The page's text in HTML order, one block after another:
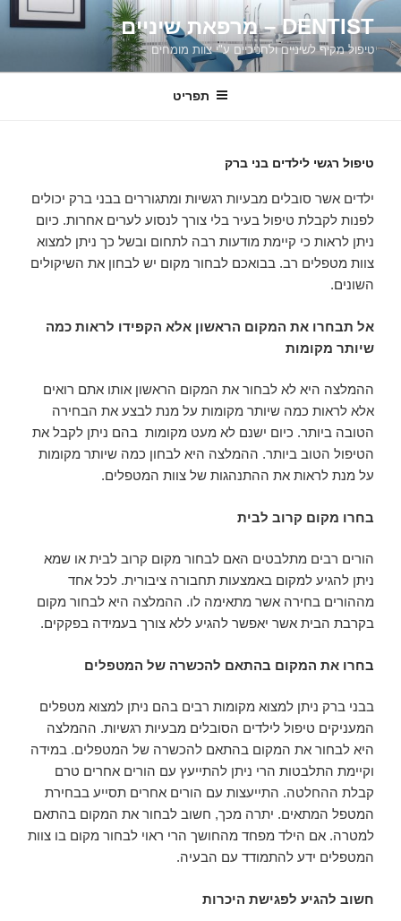
לתוכןDENTIST – מרפאת שיניים
טיפול מקיף לשיניים ולחניכיים ע"י צוות מומחים
תפריט
טיפול רגשי לילדים בני ברק
ילדים אשר סובלים מבעיות רגשיות ומתגוררים בבני ברק יכולים
לפנות לקבלת טיפול בעיר בלי צורך לנסוע לערים אחרות. כיום
ניתן לראות כי קיימת מודעות רבה לתחום ובשל כך ניתן למצוא
צוות מטפלים רב. בבואכם לבחור מקום יש לבחון את השיקולים
השונים.
אל תבחרו את המקום הראשון אלא הקפידו לראות כמה
שיותר מקומות
ההמלצה היא לא לבחור את המקום הראשון אותו אתם רואים
אלא לראות כמה שיותר מקומות על מנת לבצע את הבחירה
הטובה ביותר. כיום ישנם לא מעט מקומות בהם ניתן לקבל את
הטיפול הטוב ביותר. ההמלצה היא לבחון כמה שיותר מקומות
על מנת לראות את ההתנהגות של צוות המטפלים.
בחרו מקום קרוב לבית
הורים רבים מתלבטים האם לבחור מקום קרוב לבית או שמא
ניתן להגיע למקום באמצעות תחבורה ציבורית. לכל אחד
מההורים בחירה אשר מתאימה לו. ההמלצה היא לבחור מקום
בקרבת הבית אשר יאפשר להגיע ללא צורך בעמידה בפקקים.
בחרו את המקום בהתאם להכשרה של המטפלים
בבני ברק ניתן למצוא מקומות רבים בהם ניתן למצוא מטפלים
המעניקים טיפול לילדים הסובלים מבעיות רגשיות. ההמלצה
היא לבחור את המקום בהתאם להכשרה של המטפלים. במידה
וקיימת התלבטות הרי ניתן להתייעץ עם הורים אחרים טרם
קבלת ההחלטה. התייעצות עם הורים אחרים תסייע בבחירת
המטפל המתאים. יתרה מכך, חשוב לבחור את המקום בהתאם
למטרה. אם הילד מפחד מהחושך הרי ראוי לבחור מקום בו צוות
המטפלים ידע להתמודד עם הבעיה.
חשוב להגיע לפגישת היכרות